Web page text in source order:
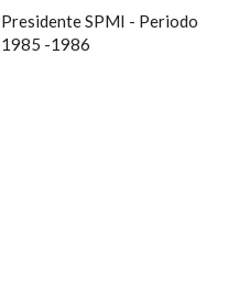
Presidente SPMI - Periodo
1985 -1986